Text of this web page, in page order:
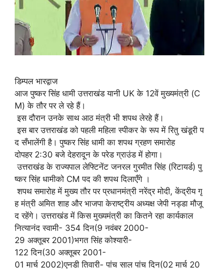
डिम्पल भारद्वाज
आज पुष्कर सिंह धामी उत्तराखंड यानी UK के 12वें मुख्यमंत्री (C
M) के तौर पर ले रहे हैं।
इस दौरान उनके साथ आठ मंत्री भी शपथ लेरहे हैं।
इस बार उत्तराखंड को पहली महिला स्पीकर के रूप में रितु खंडूरी प
द सँभालेंगी है। पुष्कर सिंह धामी का शपथ ग्रहण समारोह
दोपहर 2:30 बजे देहरादून के परेड ग्राउंड में होगा।
उत्तराखंड के राज्यपाल लेफ्टिनेंट जनरल गुरमीत सिंह (रिटायर्ड) पु
ष्कर सिंह धामीको CM पद की शपथ दिलाएँगे ।
शपथ समारोह में मुख्य तौर पर प्रधानमंत्री नरेंद्र मोदी, केंद्रीय गृ
ह मंत्री अमित शाह और भाजपा केराष्ट्रीय अध्यक्ष जेपी नड्डा मौजू
द रहेंगे। उत्तराखंड में किस मुख्यमंत्री का कितने रहा कार्यकाल
नित्यानंद स्वामी- 354 दिन(9 नवंबर 2000-
29 अक्तूबर 2001)भगत सिंह कोश्यारी-
122 दिन(30 अक्तूबर 2001-
01 मार्च 2002)एनडी तिवारी- पांच साल पांच दिन(02 मार्च 20